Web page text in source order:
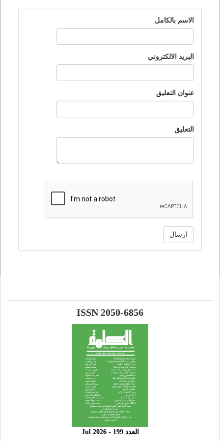
الاسم بالكامل
البريد الالكتروني
عنوان التعليق
التعليق
ارسال
ISSN 2050-6856
العدد 199 - 2026 Jul